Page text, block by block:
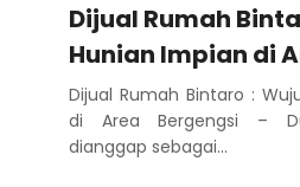
Dijual Rumah
Hunian Impian di
Dijual Rumah Bintaro :
di Area Bergengsi –
dianggap sebagai...